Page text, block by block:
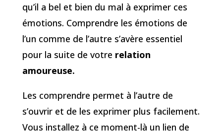
qu’il a bel et bien du mal à exprimer ces
émotions. Comprendre les émotions de
l’un comme de l’autre s’avère essentiel
pour la suite de votre relation
amoureuse.
Les comprendre permet à l’autre de
s’ouvrir et de les exprimer plus facilement.
Vous installez à ce moment-là un lien de